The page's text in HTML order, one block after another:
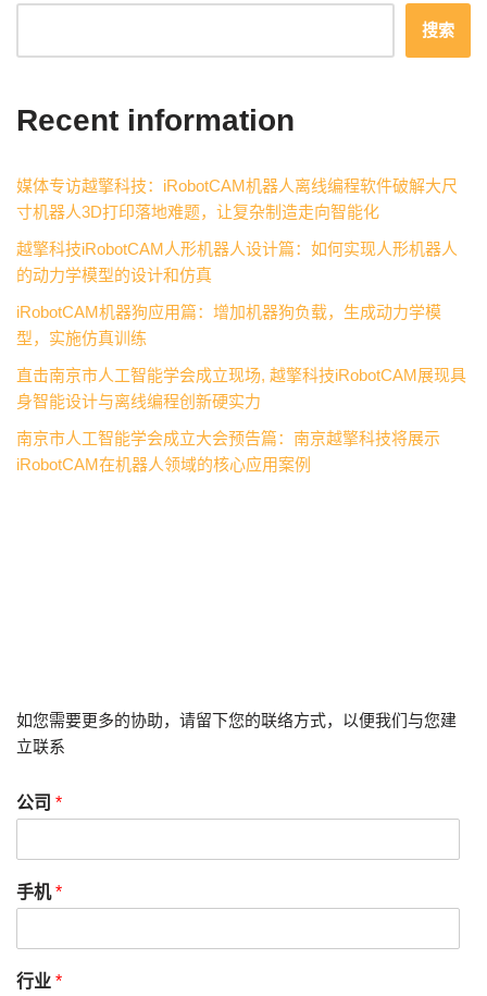
搜索
Recent information
媒体专访越擎科技：iRobotCAM机器人离线编程软件破解大尺
寸机器人3D打印落地难题，让复杂制造走向智能化
越擎科技iRobotCAM人形机器人设计篇：如何实现人形机器人
的动力学模型的设计和仿真
iRobotCAM机器狗应用篇：增加机器狗负载，生成动力学模
型，实施仿真训练
直击南京市人工智能学会成立现场, 越擎科技iRobotCAM展现具
身智能设计与离线编程创新硬实力
南京市人工智能学会成立大会预告篇：南京越擎科技将展示
iRobotCAM在机器人领域的核心应用案例
如您需要更多的协助，请留下您的联络方式，以便我们与您建
立联系
公司 *
手机*
行业 *